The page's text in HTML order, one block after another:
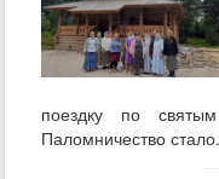
поездку по
Паломничество